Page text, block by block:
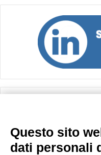
Importo
Questo sito
dati personali